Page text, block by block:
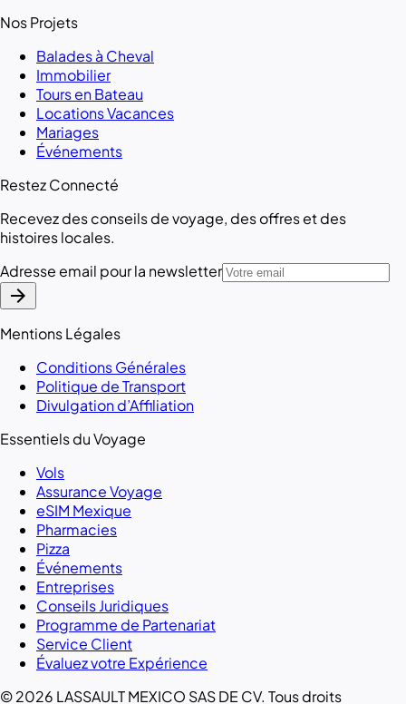
Nos Projets
Balades à Cheval
Immobilier
Tours en Bateau
Locations Vacances
Mariages
Événements
Restez Connecté
Recevez des conseils de voyage, des offres et des
histoires locales.
Adresse email pour la newsletter
arrow_forward
Mentions Légales
Conditions Générales
Politique de Transport
Divulgation d’Affiliation
Essentiels du Voyage
Vols
Assurance Voyage
eSIM Mexique
Pharmacies
Pizza
Événements
Entreprises
Conseils Juridiques
Programme de Partenariat
Service Client
Évaluez votre Expérience
© 2026 LASSAULT MEXICO SAS DE CV. Tous droits